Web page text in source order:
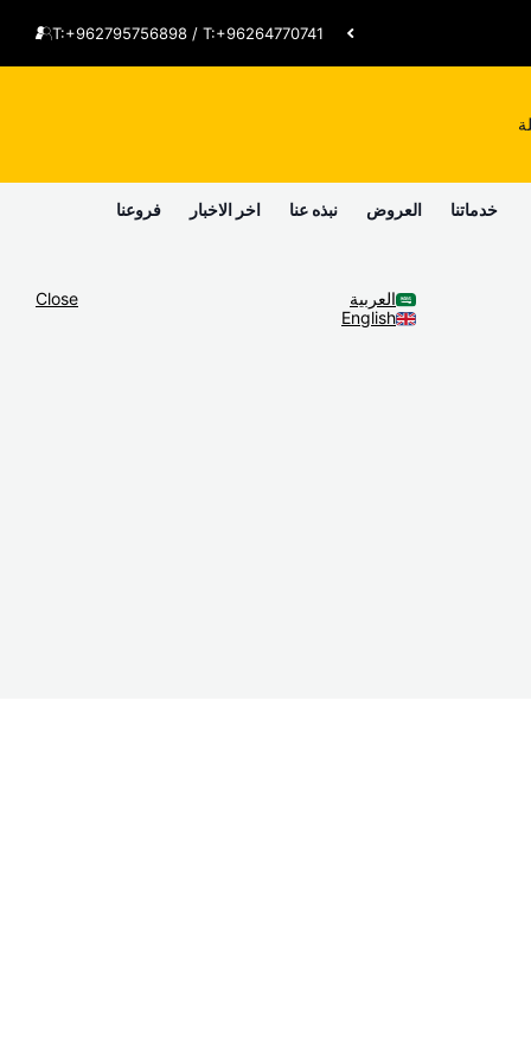
T:+962795756898 / T:+96264770741
خدماتنا العروض نبذه عنا اخر الاخبار فروعنا
العربية
English
Close